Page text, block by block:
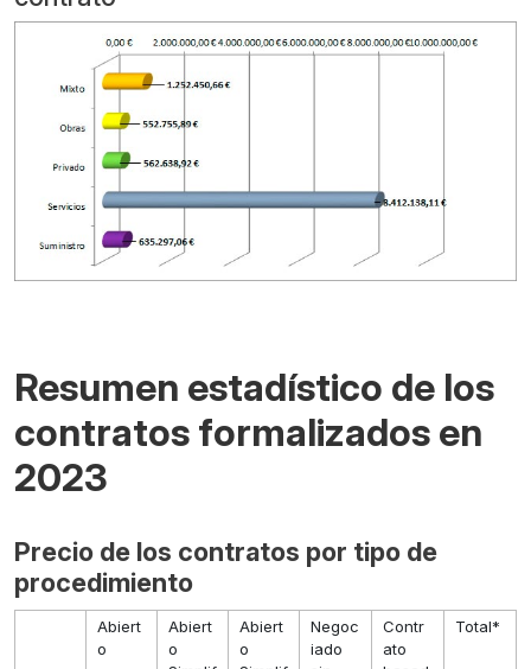
Resumen estadístico de los
contratos formalizados en
2023
Precio de los contratos por tipo de
procedimiento
Abiert
o
Abiert
o
Abiert
o
Negoc
iado
Contr
ato
Total*